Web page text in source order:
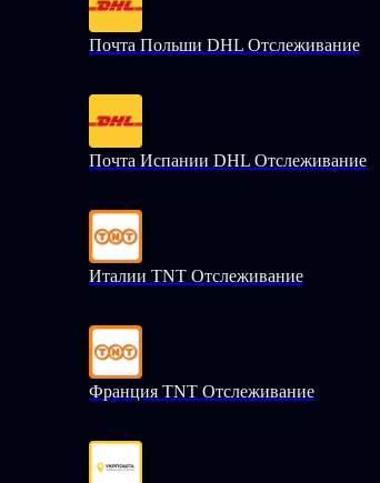
Почта Польши DHL Отслеживание
Почта Испании DHL Отслеживание
Италии TNT Отслеживание
Франция TNT Отслеживание